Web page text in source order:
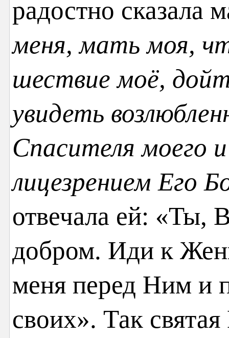
радостно сказала
меня, мать моя,
шествие моё,
увидеть
Спасителя моего
лицезрением Его
отвечала ей: «Ты,
добром. Иди к
меня перед Ним и
своих». Так